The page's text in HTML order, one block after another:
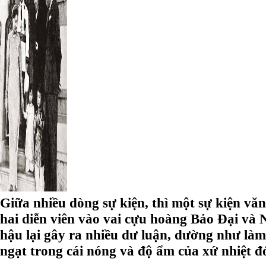
Giữa nhiều dòng sự kiện, thì một sự kiện
hai diễn viên vào vai cựu hoàng Bảo Đại và
hậu lại gây ra nhiều dư luận, dường như
ngạt trong cái nóng và độ ẩm của xứ nhiệt